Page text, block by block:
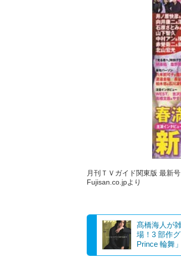
月刊ＴＶガイド関東版 最新
Fujisan.co.jpより
髙橋海人が
場！3 部作
Prince 輪舞